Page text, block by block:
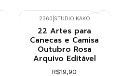
2360 STUDIO KAKO
22 Artes para
Canecas e Camisa
Outubro Rosa
Arquivo Editável
R$19,90